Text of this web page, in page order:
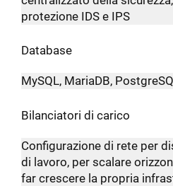
protezione IDS e IPS
Database
MySQL, MariaDB,
Bilanciatori di carico
Configurazione di rete per
di lavoro, per scalare
far crescere la propria